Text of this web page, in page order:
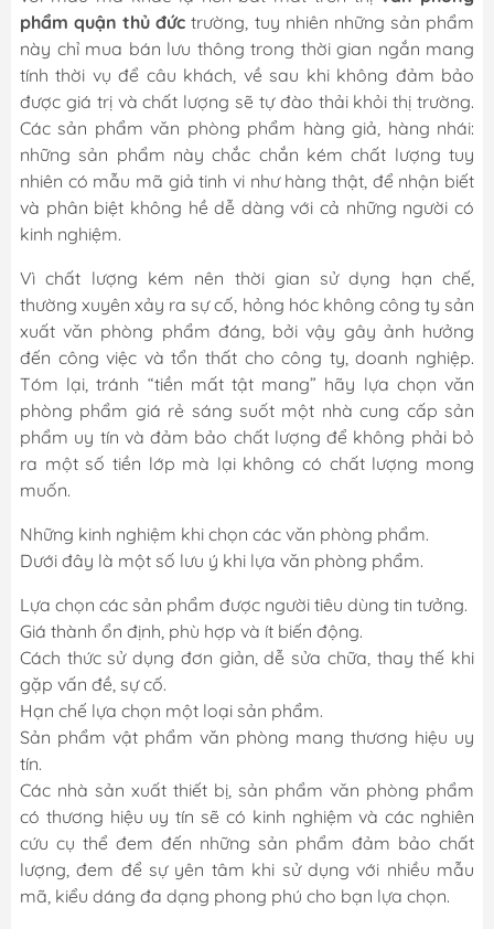
phẩm quận thủ đức trường, tuy nhiên những sản phẩm
này chỉ mua bán lưu thông trong thời gian ngắn mang
tính thời vụ để câu khách, về sau khi không đảm bảo
được giá trị và chất lượng sẽ tự đào thải khỏi thị trường.
Các sản phẩm văn phòng phẩm hàng giả, hàng nhái:
những sản phẩm này chắc chắn kém chất lượng tuy
nhiên có mẫu mã giả tinh vi như hàng thật, để nhận biết
và phân biệt không hề dễ dàng với cả những người có
kinh nghiệm.
Vì chất lượng kém nên thời gian sử dụng hạn chế,
thường xuyên xảy ra sự cố, hỏng hóc không công ty sản
xuất văn phòng phẩm đáng, bởi vậy gây ảnh hưởng
đến công việc và tổn thất cho công ty, doanh nghiệp.
Tóm lại, tránh “tiền mất tật mang” hãy lựa chọn văn
phòng phẩm giá rẻ sáng suốt một nhà cung cấp sản
phẩm uy tín và đảm bảo chất lượng để không phải bỏ
ra một số tiền lớp mà lại không có chất lượng mong
muốn.
Những kinh nghiệm khi chọn các văn phòng phẩm.
Dưới đây là một số lưu ý khi lựa văn phòng phẩm.
Lựa chọn các sản phẩm được người tiêu dùng tin tưởng.
Giá thành ổn định, phù hợp và ít biến động.
Cách thức sử dụng đơn giản, dễ sửa chữa, thay thế khi
gặp vấn đề, sự cố.
Hạn chế lựa chọn một loại sản phẩm.
Sản phẩm vật phẩm văn phòng mang thương hiệu uy
tín.
Các nhà sản xuất thiết bị, sản phẩm văn phòng phẩm
có thương hiệu uy tín sẽ có kinh nghiệm và các nghiên
cứu cụ thể đem đến những sản phẩm đảm bảo chất
lượng, đem để sự yên tâm khi sử dụng với nhiều mẫu
mã, kiểu dáng đa dạng phong phú cho bạn lựa chọn.